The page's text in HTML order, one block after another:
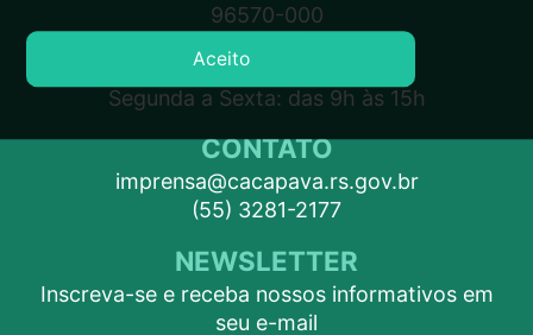
96570-000
ATENDIMENTO
Segunda a Sexta: das 9h às 15h
CONTATO
imprensa@cacapava.rs.gov.br
(55) 3281-2177
NEWSLETTER
Inscreva-se e receba nossos informativos em
seu e-mail
Aceito